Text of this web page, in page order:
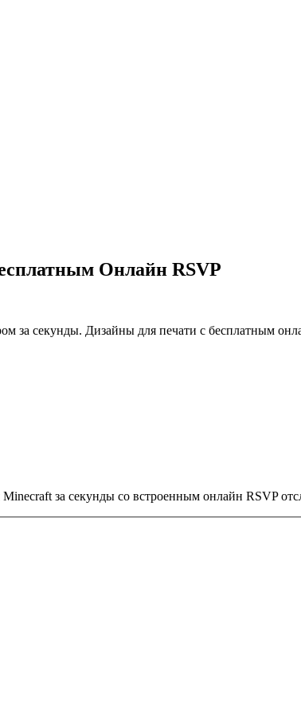
Онлайн RSVP
за секунды. Дизайны для печати с бесплатным
за секунды со встроенным онлайн RSVP